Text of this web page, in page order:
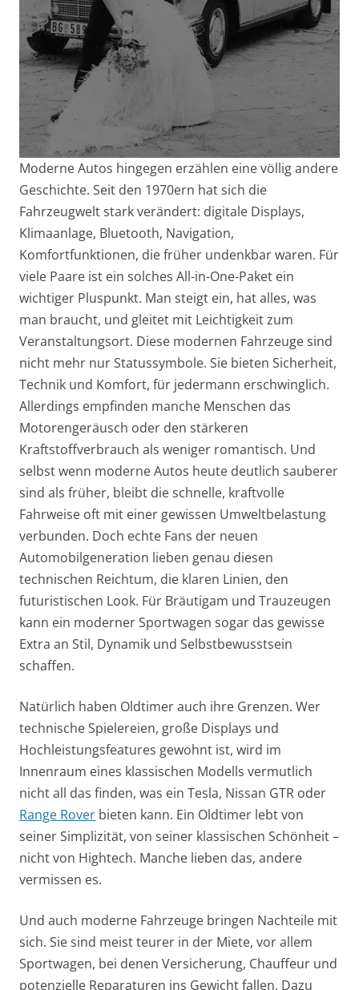
Moderne Autos hingegen erzählen eine völlig andere
Geschichte. Seit den 1970ern hat sich die
Fahrzeugwelt stark verändert: digitale Displays,
Klimaanlage, Bluetooth, Navigation,
Komfortfunktionen, die früher undenkbar waren. Für
viele Paare ist ein solches All-in-One-Paket ein
wichtiger Pluspunkt. Man steigt ein, hat alles, was
man braucht, und gleitet mit Leichtigkeit zum
Veranstaltungsort. Diese modernen Fahrzeuge sind
nicht mehr nur Statussymbole. Sie bieten Sicherheit,
Technik und Komfort, für jedermann erschwinglich.
Allerdings empfinden manche Menschen das
Motorengeräusch oder den stärkeren
Kraftstoffverbrauch als weniger romantisch. Und
selbst wenn moderne Autos heute deutlich sauberer
sind als früher, bleibt die schnelle, kraftvolle
Fahrweise oft mit einer gewissen Umweltbelastung
verbunden. Doch echte Fans der neuen
Automobilgeneration lieben genau diesen
technischen Reichtum, die klaren Linien, den
futuristischen Look. Für Bräutigam und Trauzeugen
kann ein moderner Sportwagen sogar das gewisse
Extra an Stil, Dynamik und Selbstbewusstsein
schaffen.
Natürlich haben Oldtimer auch ihre Grenzen. Wer
technische Spielereien, große Displays und
Hochleistungsfeatures gewohnt ist, wird im
Innenraum eines klassischen Modells vermutlich
nicht all das finden, was ein Tesla, Nissan GTR oder
Range Rover bieten kann. Ein Oldtimer lebt von
seiner Simplizität, von seiner klassischen Schönheit –
nicht von Hightech. Manche lieben das, andere
vermissen es.
Und auch moderne Fahrzeuge bringen Nachteile mit
sich. Sie sind meist teurer in der Miete, vor allem
Sportwagen, bei denen Versicherung, Chauffeur und
potenzielle Reparaturen ins Gewicht fallen. Dazu